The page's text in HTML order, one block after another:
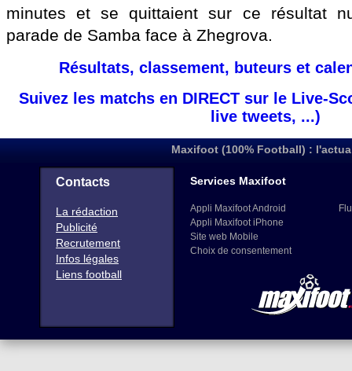
minutes et se quittaient sur ce résultat
parade de Samba face à Zhegrova.
Résultats, classement, buteurs et
Suivez les matchs en DIRECT sur le Live-
live tweets, ...)
Maxifoot (100% Football) :
Contacts
La rédaction
Publicité
Recrutement
Infos légales
Liens football
Services Maxifoot
Appli Maxifoot Android
Appli Maxifoot iPhone
Site web Mobile
Choix de consentement